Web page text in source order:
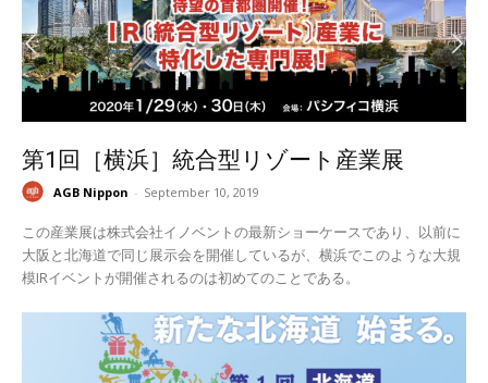
第1回［横浜］統合型リゾート産業展
AGB Nippon - September 10, 2019
この産業展は株式会社イノベントの最新ショーケースであり、以前に
大阪と北海道で同じ展示会を開催しているが、横浜でこのような大規
模IRイベントが開催されるのは初めてのことである。